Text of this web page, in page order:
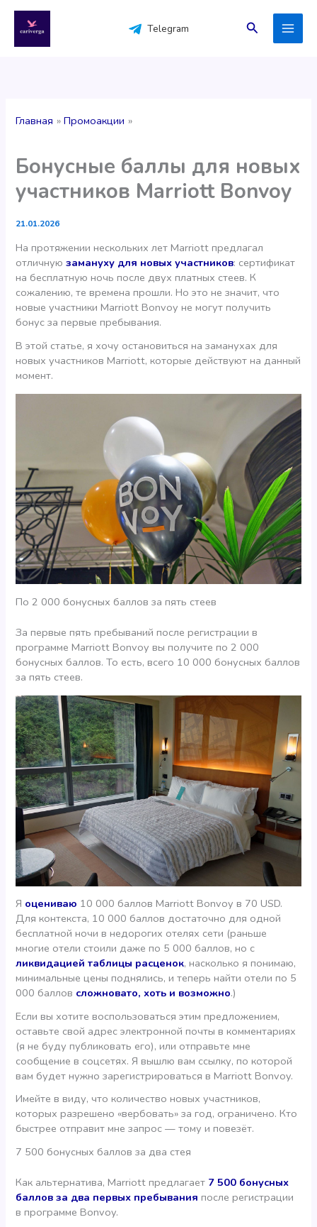
содержимому
Telegram Поиск
Главная Промоакции
Бонусные баллы для новых
участников Marriott Bonvoy
21.01.2026
На протяжении нескольких лет Marriott предлагал
отличнуюзамануху для новых участников: сертификат
на бесплатную ночь после двух платных стеев. К
сожалению, те времена прошли. Но это не значит, что
новые участники Marriott Bonvoy не могут получить
бонус за первые пребывания.
В этой статье, я хочу остановиться на заманухах для
новых участников Marriott, которые действуют на данный
момент.
По 2 000 бонусных баллов за пять стеев
За первые пять пребываний после регистрации в
программе Marriott Bonvoy вы получите по 2 000
бонусных баллов. То есть, всего 10 000 бонусных баллов
за пять стеев.
Я оцениваю 10 000 баллов Marriott Bonvoy в 70 USD.
Для контекста, 10 000 баллов достаточно для одной
бесплатной ночи в недорогих отелях сети (раньше
многие отели стоили даже по 5 000 баллов, но с
ликвидацией таблицы расценок, насколько я понимаю,
минимальные цены поднялись, и теперь найти отели по 5
000 баллов сложновато, хоть и возможно.)
Если вы хотите воспользоваться этим предложением,
оставьте свой адрес электронной почты в комментариях
(я не буду публиковать его), или отправьте мне
сообщение в соцсетях. Я вышлю вам ссылку, по которой
вам будет нужно зарегистрироваться в Marriott Bonvoy.
Имейте в виду, что количество новых участников,
которых разрешено «вербовать» за год, ограничено. Кто
быстрее отправит мне запрос — тому и повезёт.
7 500 бонусных баллов за два стея
Как альтернатива, Marriott предлагает 7 500 бонусных
баллов за два первых пребывания после регистрации
в программе Bonvoy.